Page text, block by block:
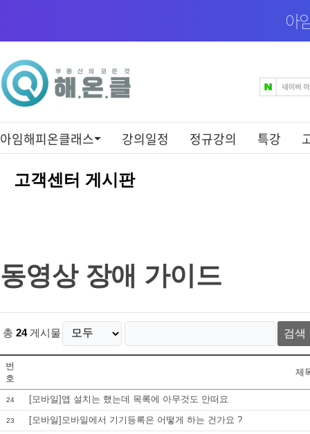
아
아임해피온클래스 강의일정 정규강의 특강
고객센터 게시판
동영상 장애 가이드
총 24게시물 검색
번
호
제
24 [모바일]앱 설치는 했는데 목록에 아무것도 안떠요
23 [모바일]모바일에서 기기등록은 어떻게 하는 건가요 ?